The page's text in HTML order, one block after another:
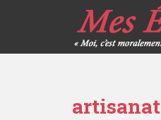
artisanat